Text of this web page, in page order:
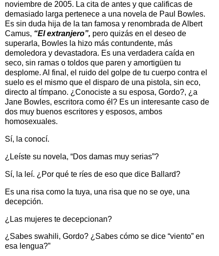
noviembre de 2005. La cita de antes y que calificas de
demasiado larga pertenece a una novela de Paul Bowles.
Es sin duda hija de la tan famosa y renombrada de Albert
Camus, “El extranjero”, pero quizás en el deseo de
superarla, Bowles la hizo más contundente, más
demoledora y devastadora. Es una verdadera caída en
seco, sin ramas o toldos que paren y amortigüen tu
desplome. Al final, el ruido del golpe de tu cuerpo contra el
suelo es el mismo que el disparo de una pistola, sin eco,
directo al tímpano. ¿Conociste a su esposa, Gordo?, ¿a
Jane Bowles, escritora como él? Es un interesante caso de
dos muy buenos escritores y esposos, ambos
homosexuales.
Sí, la conocí.
¿Leíste su novela, “Dos damas muy serias”?
Sí, la leí. ¿Por qué te ríes de eso que dice Ballard?
Es una risa como la tuya, una risa que no se oye, una
decepción.
¿Las mujeres te decepcionan?
¿Sabes swahili, Gordo? ¿Sabes cómo se dice “viento” en
esa lengua?”